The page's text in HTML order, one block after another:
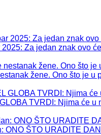
Za jedan znak ovo
žene. Ono što je
TVRDI: Njima će
ONO ŠTO URADITE